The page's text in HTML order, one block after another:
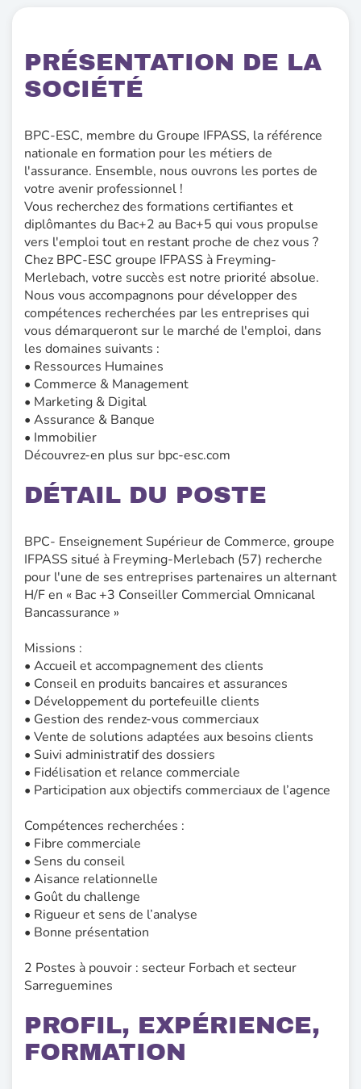
PRÉSENTATION DE LA
SOCIÉTÉ
BPC-ESC, membre du Groupe IFPASS, la référence
nationale en formation pour les métiers de
l'assurance. Ensemble, nous ouvrons les portes de
votre avenir professionnel !
Vous recherchez des formations certifiantes et
diplômantes du Bac+2 au Bac+5 qui vous propulse
vers l'emploi tout en restant proche de chez vous ?
Chez BPC-ESC groupe IFPASS à Freyming-
Merlebach, votre succès est notre priorité absolue.
Nous vous accompagnons pour développer des
compétences recherchées par les entreprises qui
vous démarqueront sur le marché de l'emploi, dans
les domaines suivants :
• Ressources Humaines
• Commerce & Management
• Marketing & Digital
• Assurance & Banque
• Immobilier
Découvrez-en plus sur bpc-esc.com
DÉTAIL DU POSTE
BPC- Enseignement Supérieur de Commerce, groupe
IFPASS situé à Freyming-Merlebach (57) recherche
pour l'une de ses entreprises partenaires un alternant
H/F en « Bac +3 Conseiller Commercial Omnicanal
Bancassurance »
Missions :
• Accueil et accompagnement des clients
• Conseil en produits bancaires et assurances
• Développement du portefeuille clients
• Gestion des rendez-vous commerciaux
• Vente de solutions adaptées aux besoins clients
• Suivi administratif des dossiers
• Fidélisation et relance commerciale
• Participation aux objectifs commerciaux de l’agence
Compétences recherchées :
• Fibre commerciale
• Sens du conseil
• Aisance relationnelle
• Goût du challenge
• Rigueur et sens de l’analyse
• Bonne présentation
2 Postes à pouvoir : secteur Forbach et secteur
Sarreguemines
PROFIL, EXPÉRIENCE,
FORMATION